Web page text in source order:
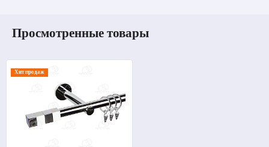
Просмотренные товары
Хит продаж